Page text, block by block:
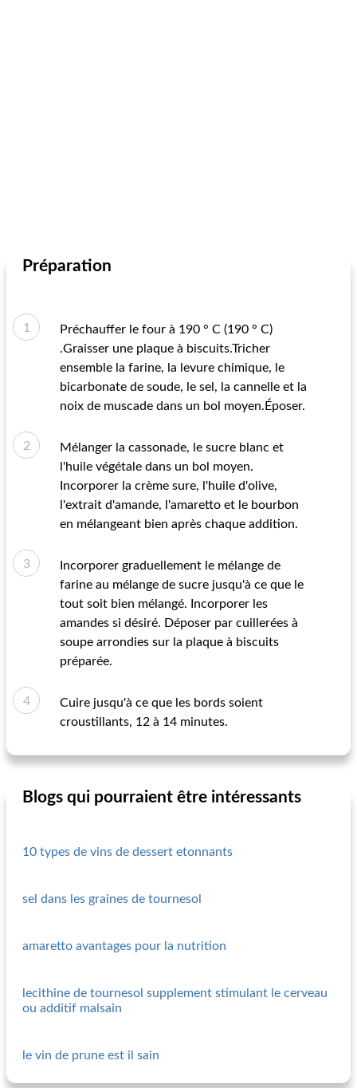
Préparation
Préchauffer le four à 190 ° C (190 ° C)
.Graisser une plaque à biscuits.Tricher
ensemble la farine, la levure chimique, le
bicarbonate de soude, le sel, la cannelle et la
noix de muscade dans un bol moyen.Époser.
Mélanger la cassonade, le sucre blanc et
l'huile végétale dans un bol moyen.
Incorporer la crème sure, l'huile d'olive,
l'extrait d'amande, l'amaretto et le bourbon
en mélangeant bien après chaque addition.
Incorporer graduellement le mélange de
farine au mélange de sucre jusqu'à ce que le
tout soit bien mélangé. Incorporer les
amandes si désiré. Déposer par cuillerées à
soupe arrondies sur la plaque à biscuits
préparée.
Cuire jusqu'à ce que les bords soient
croustillants, 12 à 14 minutes.
Blogs qui pourraient être intéressants
10 types de vins de dessert etonnants
sel dans les graines de tournesol
amaretto avantages pour la nutrition
lecithine de tournesol supplement stimulant le cerveau
ou additif malsain
le vin de prune est il sain